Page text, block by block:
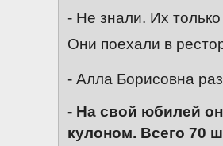
- Не знали. Их
Они поехали в
- Алла Борисовна
- На свой юбилей
кулоном. Всего 70